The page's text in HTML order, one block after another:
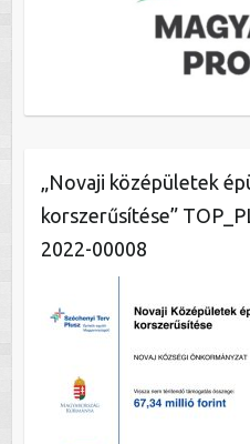
„Novaji középületek
korszerűsítése”
2022-00008